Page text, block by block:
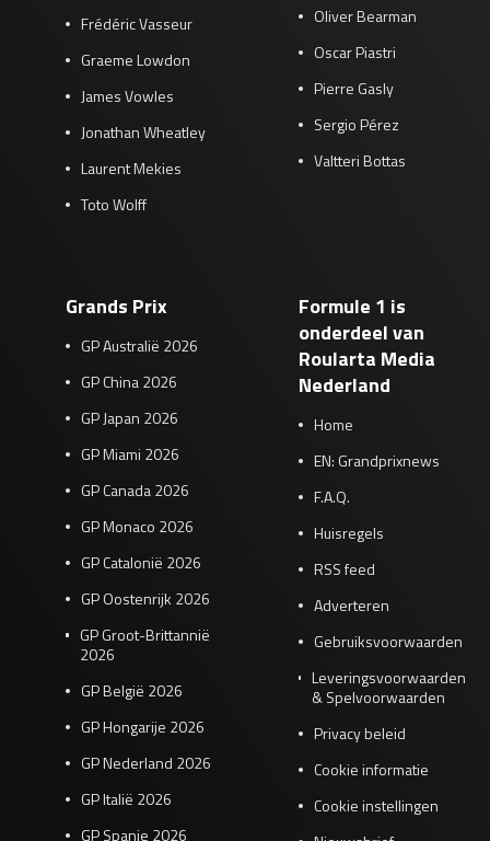
Frédéric Vasseur
Graeme Lowdon
James Vowles
Jonathan Wheatley
Laurent Mekies
Toto Wolff
Oliver Bearman
Oscar Piastri
Pierre Gasly
Sergio Pérez
Valtteri Bottas
Grands Prix
GP Australië 2026
GP China 2026
GP Japan 2026
GP Miami 2026
GP Canada 2026
GP Monaco 2026
GP Catalonië 2026
GP Oostenrijk 2026
GP Groot-Brittannië
2026
GP België 2026
GP Hongarije 2026
GP Nederland 2026
GP Italië 2026
GP Spanje 2026
Formule 1 is
onderdeel van
Roularta Media
Nederland
Home
EN: Grandprixnews
F.A.Q.
Huisregels
RSS feed
Adverteren
Gebruiksvoorwaarden
Leveringsvoorwaarden
& Spelvoorwaarden
Privacy beleid
Cookie informatie
Cookie instellingen